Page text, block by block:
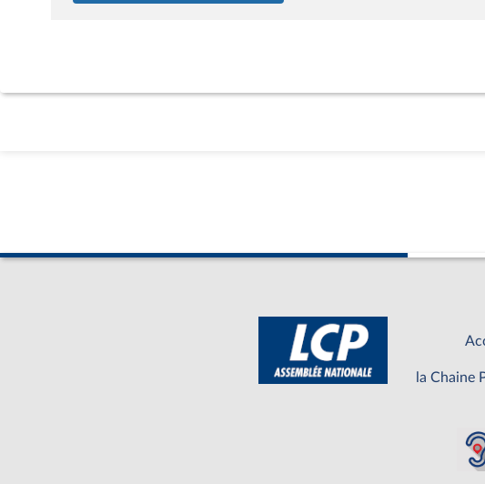
la Chaine